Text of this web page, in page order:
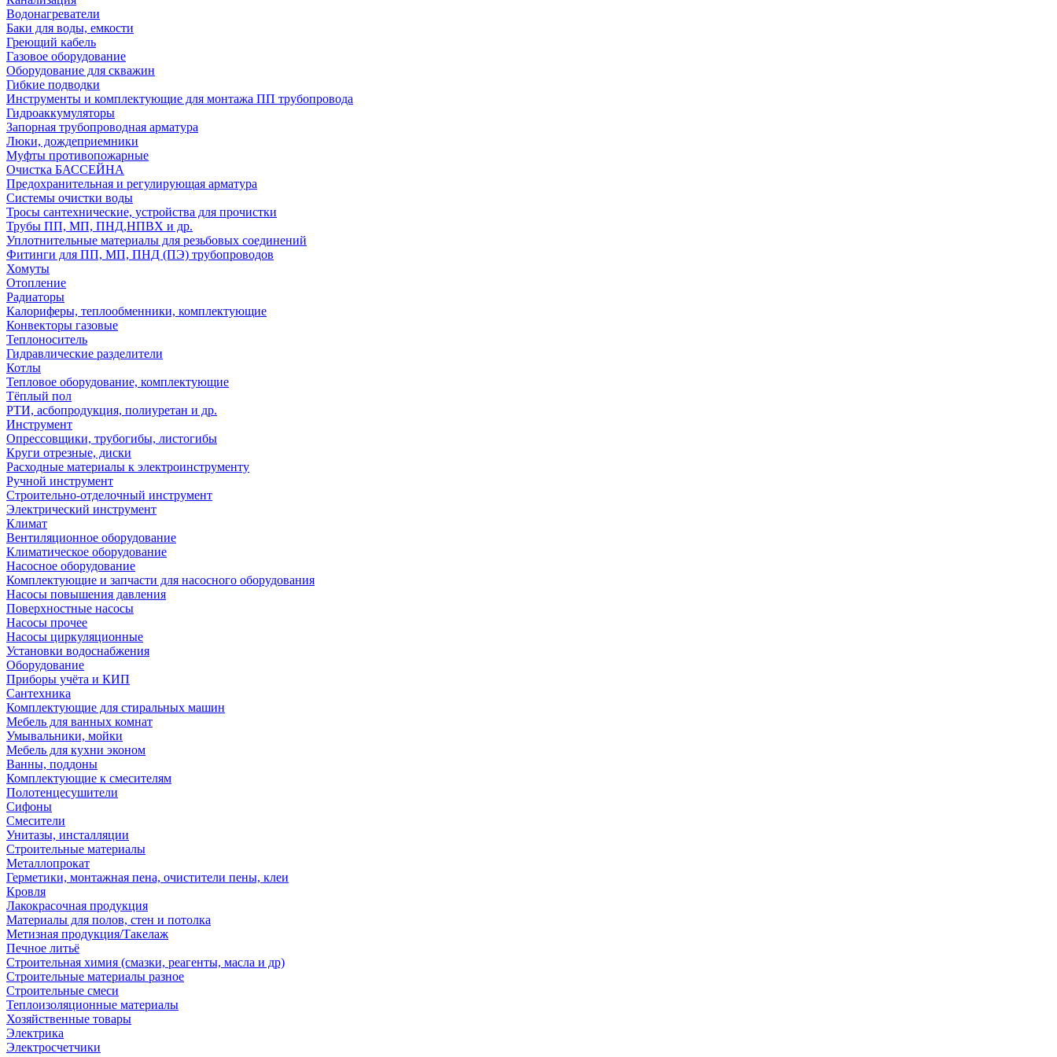
Водонагреватели
Баки для воды, емкости
Греющий кабель
Газовое оборудование
Оборудование для скважин
Гибкие подводки
Инструменты и комплектующие для монтажа ПП трубопровода
Гидроаккумуляторы
Запорная трубопроводная арматура
Люки, дождеприемники
Муфты противопожарные
Очистка БАССЕЙНА
Предохранительная и регулирующая арматура
Системы очистки воды
Тросы сантехнические, устройства для прочистки
Трубы ПП, МП, ПНД,НПВХ и др.
Уплотнительные материалы для резьбовых соединений
Фитинги для ПП, МП, ПНД (ПЭ) трубопроводов
Хомуты
Отопление
Радиаторы
Калориферы, теплообменники, комплектующие
Конвекторы газовые
Теплоноситель
Гидравлические разделители
Котлы
Тепловое оборудование, комплектующие
Тёплый пол
РТИ, асбопродукция, полиуретан и др.
Инструмент
Опрессовщики, трубогибы, листогибы
Круги отрезные, диски
Расходные материалы к электроинструменту
Ручной инструмент
Строительно-отделочный инструмент
Электрический инструмент
Климат
Вентиляционное оборудование
Климатическое оборудование
Насосное оборудование
Комплектующие и запчасти для насосного оборудования
Насосы повышения давления
Поверхностные насосы
Насосы прочее
Насосы циркуляционные
Установки водоснабжения
Оборудование
Приборы учёта и КИП
Сантехника
Комплектующие для стиральных машин
Мебель для ванных комнат
Умывальники, мойки
Мебель для кухни эконом
Ванны, поддоны
Комплектующие к смесителям
Полотенцесушители
Сифоны
Смесители
Унитазы, инсталляции
Строительные материалы
Металлопрокат
Герметики, монтажная пена, очистители пены, клеи
Кровля
Лакокрасочная продукция
Материалы для полов, стен и потолка
Метизная продукция/Такелаж
Печное литьё
Строительная химия (смазки, реагенты, масла и др)
Строительные материалы разное
Строительные смеси
Теплоизоляционные материалы
Хозяйственные товары
Электрика
Электросчетчики